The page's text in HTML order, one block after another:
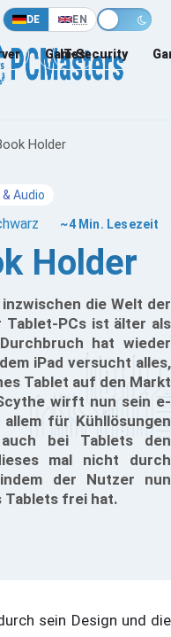
DE EN
Games
IT-Security
Holder
Audio
~4 Min. Lesezeit
Holder
die Welt der
Tablet-PCs ist älter als
hat wieder
iPad versucht alles,
Tablet auf den Markt
wirft nun sein e-
für Kühllösungen
bei Tablets den
mal nicht durch
der Nutzer nun
Tablets frei hat.
sein Design und die